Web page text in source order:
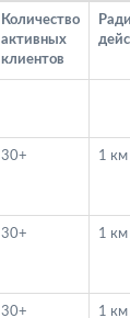
Количество
активных
клиентов
30+ 1 км
30+ 1 км
30+ 1 км